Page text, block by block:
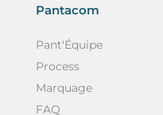
Pantacom
Pant'Équipe
Process
Marquage
FAQ